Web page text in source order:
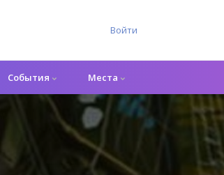
Войти
События Места